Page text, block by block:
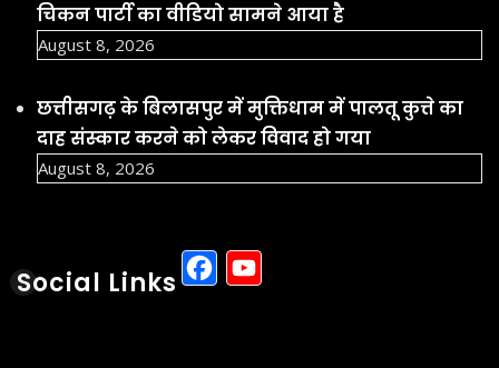
चिकन पार्टी का वीडियो सामने आया है
August 8, 2026
छत्तीसगढ़ के बिलासपुर में मुक्तिधाम में पालतू कुत्ते का
दाह संस्कार करने को लेकर विवाद हो गया
August 8, 2026
Social Links Facebook